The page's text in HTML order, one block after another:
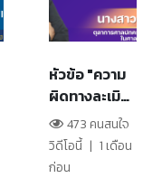
หัวข้อ "ความ
ผิดทางละเมิด
ของเจ้าหน้าที่"
(สำนักงาน
ศาลปกครอง
473 คนสนใจ
วิดีโอนี้ | 1 เดือน
ก่อน